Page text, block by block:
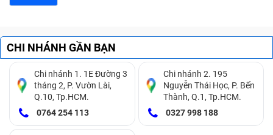
được.
lúc gõ được có lúc không, đôi khi bắt buộc bạn phải
dùng lực mạnh ở đầu ngón tay thì phím đó mới hiển
thị chữ được.
Laptop bị liệt bàn phím:
Khi bạn soạn thảo văn bản
nhưng có phím thì đánh chữ được và có phím lại
CHI NHÁNH GẦN BẠN
Chi nhánh 1. 1E Đường 3
tháng 2, P. Vườn Lài,
Q.10, Tp.HCM.
0764 254 113
Chi nhánh 2. 195
Nguyễn Thái Học, P. Bến
Thành, Q.1, Tp.HCM.
0327 998 188